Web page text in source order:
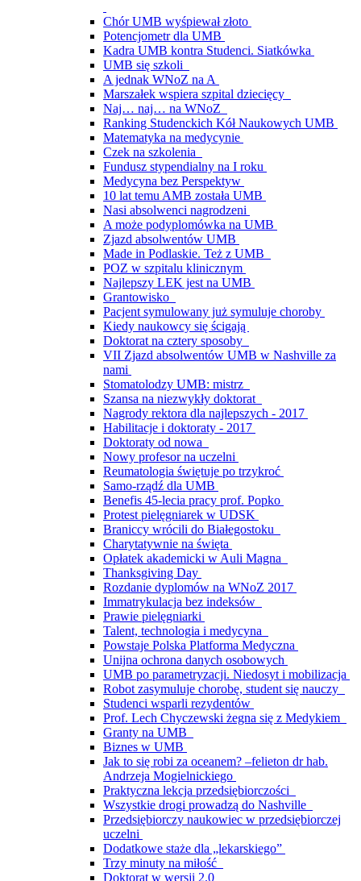
Chór UMB wyśpiewał złoto
Potencjometr dla UMB
Kadra UMB kontra Studenci. Siatkówka
UMB się szkoli
A jednak WNoZ na A
Marszałek wspiera szpital dziecięcy
Naj… naj… na WNoZ
Ranking Studenckich Kół Naukowych UMB
Matematyka na medycynie
Czek na szkolenia
Fundusz stypendialny na I roku
Medycyna bez Perspektyw
10 lat temu AMB została UMB
Nasi absolwenci nagrodzeni
A może podyplomówka na UMB
Zjazd absolwentów UMB
Made in Podlaskie. Też z UMB
POZ w szpitalu klinicznym
Najlepszy LEK jest na UMB
Grantowisko
Pacjent symulowany już symuluje choroby
Kiedy naukowcy się ścigają
Doktorat na cztery sposoby
VII Zjazd absolwentów UMB w Nashville za
nami
Stomatolodzy UMB: mistrz
Szansa na niezwykły doktorat
Nagrody rektora dla najlepszych - 2017
Habilitacje i doktoraty - 2017
Doktoraty od nowa
Nowy profesor na uczelni
Reumatologia świętuje po trzykroć
Samo-rządź dla UMB
Benefis 45-lecia pracy prof. Popko
Protest pielęgniarek w UDSK
Braniccy wrócili do Białegostoku
Charytatywnie na święta
Opłatek akademicki w Auli Magna
Thanksgiving Day
Rozdanie dyplomów na WNoZ 2017
Immatrykulacja bez indeksów
Prawie pielęgniarki
Talent, technologia i medycyna
Powstaje Polska Platforma Medyczna
Unijna ochrona danych osobowych
UMB po parametryzacji. Niedosyt i mobilizacja
Robot zasymuluje chorobę, student się nauczy
Studenci wsparli rezydentów
Prof. Lech Chyczewski żegna się z Medykiem
Granty na UMB
Biznes w UMB
Jak to się robi za oceanem? –felieton dr hab.
Andrzeja Mogielnickiego
Praktyczna lekcja przedsiębiorczości
Wszystkie drogi prowadzą do Nashville
Przedsiębiorczy naukowiec w przedsiębiorczej
uczelni
Dodatkowe staże dla „lekarskiego”
Trzy minuty na miłość
Doktorat w wersji 2.0